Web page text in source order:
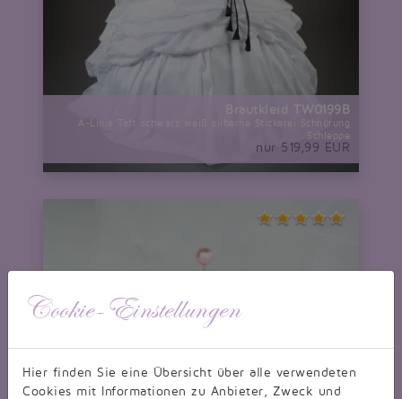
Brautkleid TW0199B
A-Linie Taft schwarz weiß silberne Stickerei Schnürung
Schleppe
nur 519,99 EUR
Cookie-Einstellungen
Hier finden Sie eine Übersicht über alle verwendeten
Cookies mit Informationen zu Anbieter, Zweck und